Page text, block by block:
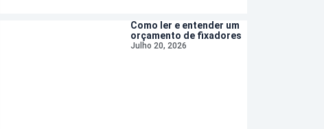
Como ler e entender um
orçamento de fixadores
Julho 20, 2026